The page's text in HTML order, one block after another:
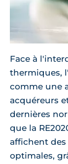
Face à
thermiques,
comme une
acquéreurs
dernières
que la
affichent
optimales,